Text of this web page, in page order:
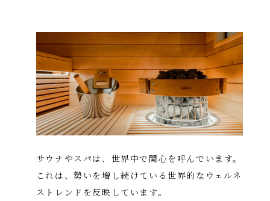
サウナやスパは、世界中で関心を呼んでいます。
これは、勢いを増し続けている世界的なウェルネ
ストレンドを反映しています。